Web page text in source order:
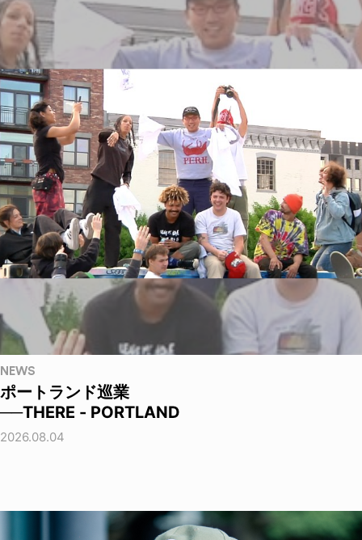
NEWS
ポートランド巡業
──THERE - PORTLAND
2026.08.04